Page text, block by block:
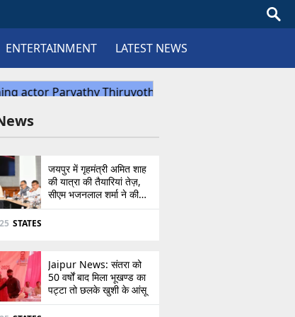
ENTERTAINMENT LATEST NEWS
जयपुर में गृहमंत्री अमित शाह
की यात्रा की तैयारियां तेज़,
सीएम भजनलाल शर्मा ने की
उच्चस्तरीय बैठक
STATES
Jaipur News: संतरा को
50 वर्षों बाद मिला भूखण्ड का
पट्टा तो छलके खुशी के आंसू